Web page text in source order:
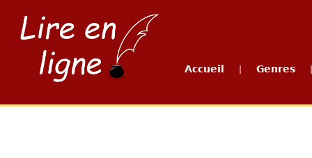
Accueil Genres